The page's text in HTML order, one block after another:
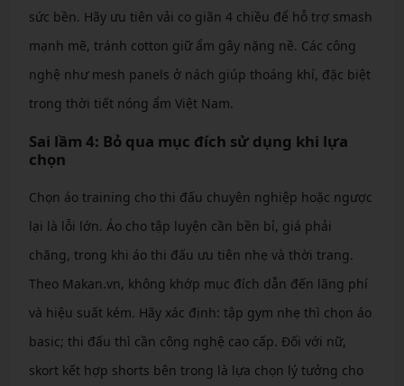
sức bền. Hãy ưu tiên vải co giãn 4 chiều để hỗ trợ smash
mạnh mẽ, tránh cotton giữ ẩm gây nặng nề. Các công
nghệ như mesh panels ở nách giúp thoáng khí, đặc biệt
trong thời tiết nóng ẩm Việt Nam.
Sai lầm 4: Bỏ qua mục đích sử dụng khi lựa
chọn
Chọn áo training cho thi đấu chuyên nghiệp hoặc ngược
lại là lỗi lớn. Áo cho tập luyện cần bền bỉ, giá phải
chăng, trong khi áo thi đấu ưu tiên nhẹ và thời trang.
Theo Makan.vn, không khớp mục đích dẫn đến lãng phí
và hiệu suất kém. Hãy xác định: tập gym nhẹ thì chọn áo
basic; thi đấu thì cần công nghệ cao cấp. Đối với nữ,
skort kết hợp shorts bên trong là lựa chọn lý tưởng cho